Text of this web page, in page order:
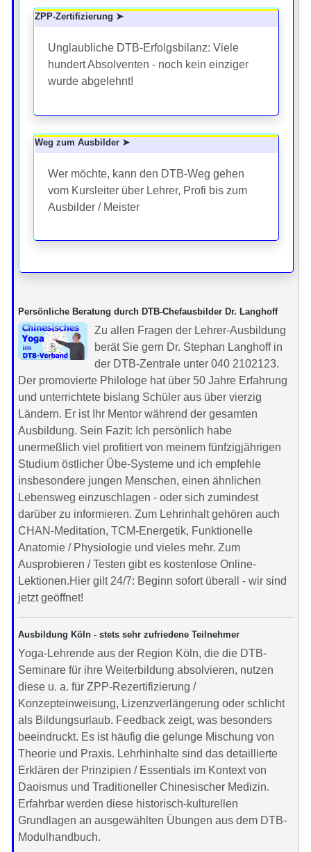
ZPP-Zertifizierung ➤
Unglaubliche DTB-Erfolgsbilanz: Viele
hundert Absolventen - noch kein einziger
wurde abgelehnt!
Weg zum Ausbilder ➤
Wer möchte, kann den DTB-Weg gehen
vom Kursleiter über Lehrer, Profi bis zum
Ausbilder / Meister
Persönliche Beratung durch DTB-Chefausbilder Dr. Langhoff
Zu allen Fragen der Lehrer-Ausbildung
berät Sie gern Dr. Stephan Langhoff in
der DTB-Zentrale unter 040 2102123.
Der promovierte Philologe hat über 50 Jahre Erfahrung
und unterrichtete bislang Schüler aus über vierzig
Ländern. Er ist Ihr Mentor während der gesamten
Ausbildung. Sein Fazit: Ich persönlich habe
unermeßlich viel profitiert von meinem fünfzigjährigen
Studium östlicher Übe-Systeme und ich empfehle
insbesondere jungen Menschen, einen ähnlichen
Lebensweg einzuschlagen - oder sich zumindest
darüber zu informieren. Zum Lehrinhalt gehören auch
CHAN-Meditation, TCM-Energetik, Funktionelle
Anatomie / Physiologie und vieles mehr. Zum
Ausprobieren / Testen gibt es kostenlose Online-
Lektionen.Hier gilt 24/7: Beginn sofort überall - wir sind
jetzt geöffnet!
Ausbildung Köln - stets sehr zufriedene Teilnehmer
Yoga-Lehrende aus der Region Köln, die die DTB-
Seminare für ihre Weiterbildung absolvieren, nutzen
diese u. a. für ZPP-Rezertifizierung /
Konzepteinweisung, Lizenzverlängerung oder schlicht
als Bildungsurlaub. Feedback zeigt, was besonders
beeindruckt. Es ist häufig die gelunge Mischung von
Theorie und Praxis. Lehrhinhalte sind das detaillierte
Erklären der Prinzipien / Essentials im Kontext von
Daoismus und Traditioneller Chinesischer Medizin.
Erfahrbar werden diese historisch-kulturellen
Grundlagen an ausgewählten Übungen aus dem DTB-
Modulhandbuch.